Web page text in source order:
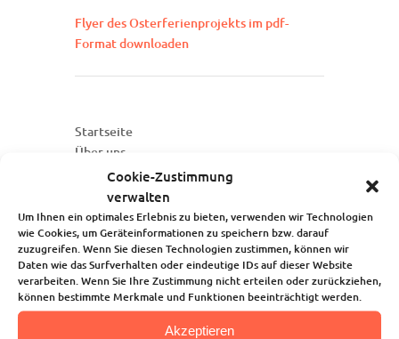
Cookie-Zustimmung
verwalten
Um Ihnen ein optimales Erlebnis zu bieten, verwenden wir Technologien
wie Cookies, um Geräteinformationen zu speichern bzw. darauf
zuzugreifen. Wenn Sie diesen Technologien zustimmen, können wir
Daten wie das Surfverhalten oder eindeutige IDs auf dieser Website
verarbeiten. Wenn Sie Ihre Zustimmung nicht erteilen oder zurückziehen,
können bestimmte Merkmale und Funktionen beeinträchtigt werden.
Akzeptieren
Flyer des Osterferienprojekts im pdf-
Format downloaden
Startseite
Über uns
Unsere Angebote
Die Kindertagesstätte
Blog
Kalender
Kontakt